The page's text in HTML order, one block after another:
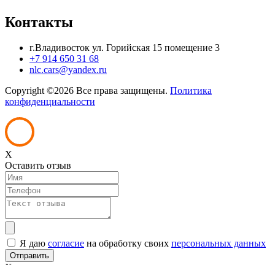
Контакты
г.Владивосток ул. Горийская 15 помещение 3
+7 914 650 31 68
nlc.cars@yandex.ru
Copyright ©2026 Все права защищены. Политика
конфиденциальности
X
Оставить отзыв
Я даю согласие на обработку своих персональных данных